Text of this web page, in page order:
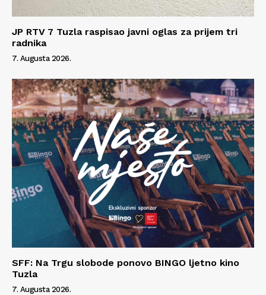
JP RTV 7 Tuzla raspisao javni oglas za prijem tri
radnika
7. Augusta 2026.
SFF: Na Trgu slobode ponovo BINGO ljetno kino
Tuzla
7. Augusta 2026.